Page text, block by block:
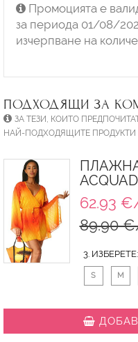
Промоцията е
за периода 01/08/
изчерпване на
ПОДХОДЯЩИ ЗА
ЗА ТЕЗИ, КОИТО
НАЙ-ПОДХОДЯЩИТЕ ПРОДУКТИ
62.93
89.90
3. ИЗБЕРЕТЕ:
S M